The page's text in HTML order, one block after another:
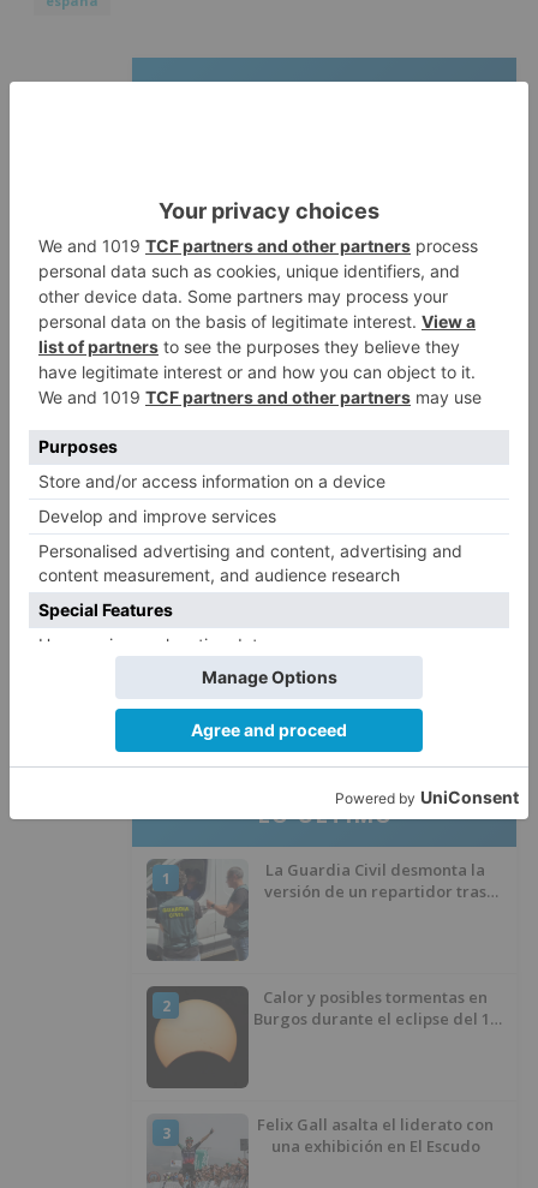
LO + VISTO
del proyecto
2
El poblado de El Encuentro de
Burgos a punto de culminar su
proceso de realojo
3
Un libro rescata la historia y
4
CCOO Burgos tramita más de 200
expedientes de regularización
de inmigrantes
El PSOE denuncia que las
piscinas municipales de Burgos
llevan seis meses sin la
desinfección obligatoria contra
LO ÚLTIMO
1
La Guardia Civil desmonta la
versión de un repartidor tras
2
Calor y posibles tormentas en
Burgos durante el eclipse del 12
3
Felix Gall asalta el liderato con
una exhibición en El Escudo